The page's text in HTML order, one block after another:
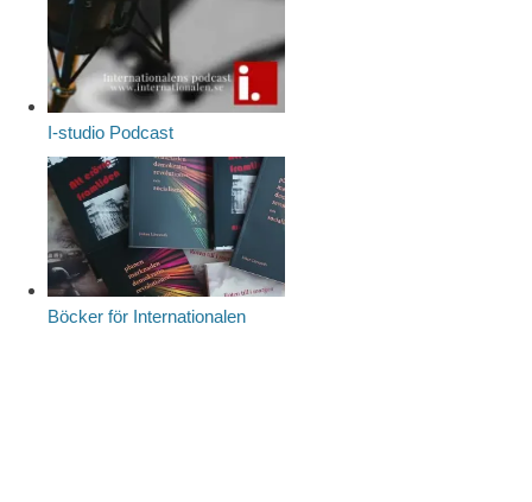
I-studio Podcast
Böcker för Internationalen